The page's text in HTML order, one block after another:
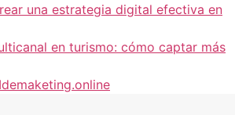
una estrategia digital efectiva en
en turismo: cómo captar más